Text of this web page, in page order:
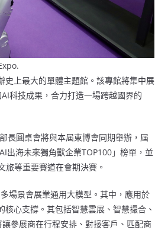
上最大的單體主題館。該專館將集中展
科技成果，合力打造一場跨越國界的
長圓桌會將與本屆東博會同期舉辦，屆
出海未來獨角獸企業TOP100」榜單，並
等重要賽道在會期決賽。
場景會展業通用大模型。其中，應用於
心支撐。其包括智慧雲展、智慧撮合、
參展商在行程安排、對接客戶、匹配商